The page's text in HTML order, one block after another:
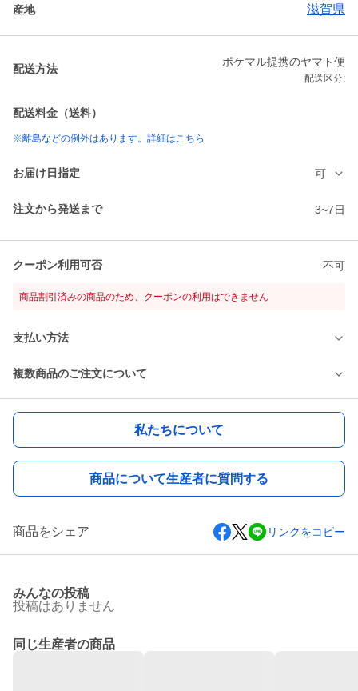
産地 滋賀県
配送方法
ポケマル提携のヤマト便
配送区分:
配送料金（送料）
※離島などの例外はあります。詳細はこちら
お届け日指定 可
注文から発送まで 3~7日
クーポン利用可否 不可
商品割引済みの商品のため、クーポンの利用はできません
支払い方法
複数商品のご注文について
私たちについて
商品について生産者に質問する
商品をシェア リンクをコピー
みんなの投稿
投稿はありません
同じ生産者の商品